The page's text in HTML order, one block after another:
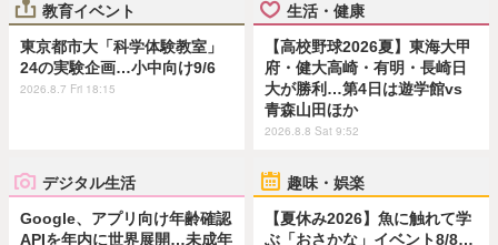
教育イベント
東京都市大「科学体験教室」
24の実験企画…小中向け9/6
2026.8.7 Fri 18:15
生活・健康
【高校野球2026夏】東海大甲
府・健大高崎・有明・長崎日
大が勝利…第4日は遊学館vs
青森山田ほか
2026.8.8 Sat 9:52
デジタル生活
Google、アプリ向け年齢確認
APIを年内に世界展開…未成年
趣味・娯楽
【夏休み2026】魚に触れて学
ぶ「おさかな」イベント8/8…